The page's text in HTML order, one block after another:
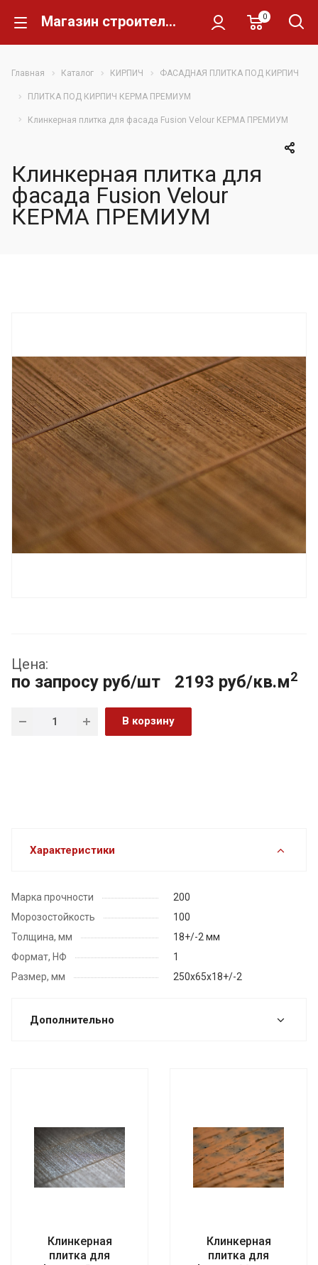
Магазин строительных материалов Склад Кирпича 0
Главная Каталог КИРПИЧ ФАСАДНАЯ ПЛИТКА ПОД КИРПИЧ
ПЛИТКА ПОД КИРПИЧ КЕРМА ПРЕМИУМ
Клинкерная плитка для фасада Fusion Velour КЕРМА ПРЕМИУМ
Клинкерная плитка для
фасада Fusion Velour
КЕРМА ПРЕМИУМ
Цена:
по запросу руб/шт 2193 руб/кв.м2
В корзину
Характеристики
Марка прочности
200
Морозостойкость
100
Толщина, мм
18+/-2 мм
Формат, НФ
1
Размер, мм
250х65х18+/-2
Дополнительно
Клинкерная
плитка для
Клинкерная
плитка для